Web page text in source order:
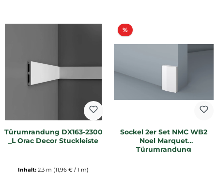
Türumrandung DX163-2300
_L Orac Decor Stuckleiste
Inhalt: 2.3 m (11,96 € / 1 m)
%Rabatt
Sockel 2er Set NMC WB2
Noel Marquet
Türumrandung